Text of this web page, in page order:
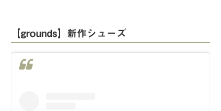
【grounds】新作シューズ